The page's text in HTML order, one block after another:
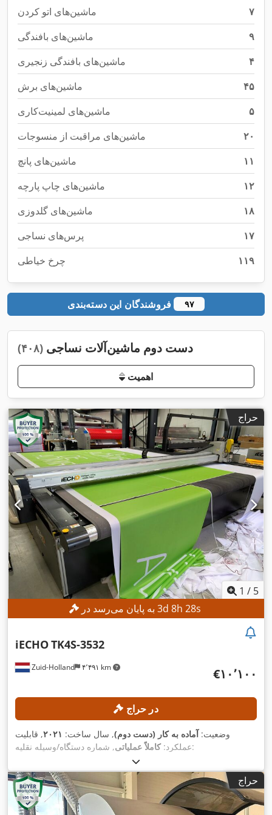
ماشین‌های اتو کردن
۷
ماشین‌های بافندگی
۹
ماشین‌های بافندگی زنجیری
۴
ماشین‌های برش
۴۵
ماشین‌های لمینیت‌کاری
۵
ماشین‌های مراقبت از منسوجات
۲۰
ماشین‌های پانچ
۱۱
ماشین‌های چاپ پارچه
۱۲
ماشین‌های گلدوزی
۱۸
پرس‌های نساجی
۱۷
چرخ خیاطی
۱۱۹
فروشندگان این دسته‌بندی ۹۷
دست دوم ماشین‌آلات نساجی (۴۰۸)
اهمیت
حراج
1 / 5
3d 8h 26s
Zuid-Holland ۴٬۴۹۱ km
iECHOTK4S-3532
‎€۱۰٬۱۰۰
در حراج
وضعیت:آماده به کار (دست دوم), سال ساخت: ۲۰۲۱, قابلیت
عملکرد:کاملاً عملیاتی
, شماره دستگاه/وسیله نقلیه:
, سرعت برش:
۹۰٬۰۰۰ میلی‌متر/دقیقه
, حداکثر ضخامت ورق:۵۰ میلی‌متر
, طول
کارکرد:۳٬۵۰۰ میلی‌متر , حراج